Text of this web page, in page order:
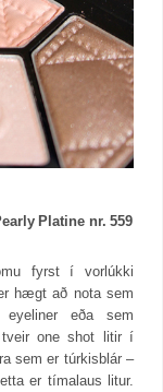
Platine nr. 559
fyrst í vorlúkki
hægt að nota sem
eyeliner eða sem
tveir one shot litir í
sem er túrkisblár –
er tímalaus litur.